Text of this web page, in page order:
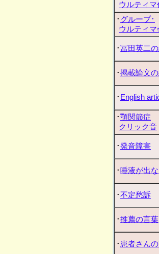
ウルティ
･ グループ･
ウルティマ
･冨田英二
･掲載論文
･ English
･顎関節症
クリック音
･発音障害
･ 唾液が出
･不定愁訴
･推薦の言葉
･ 患者さん